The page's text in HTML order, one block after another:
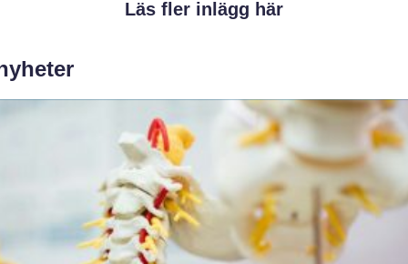
Läs fler inlägg här